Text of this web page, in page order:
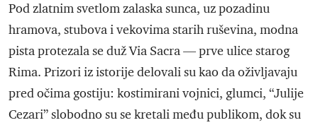
Pod zlatnim svetlom zalaska sunca, uz pozadinu
hramova, stubova i vekovima starih ruševina, modna
pista protezala se duž Via Sacra — prve ulice starog
Rima. Prizori iz istorije delovali su kao da oživljavaju
pred očima gostiju: kostimirani vojnici, glumci, “Julije
Cezari” slobodno su se kretali među publikom, dok su